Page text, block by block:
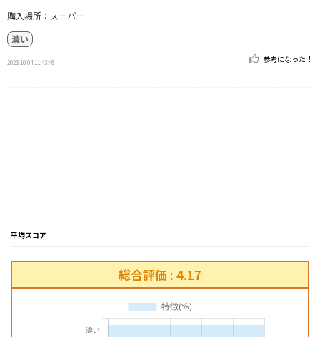
購入場所：スーパー
濃い
2023.10.04 11:43:48 参考になった！
平均スコア
総合評価 : 4.17